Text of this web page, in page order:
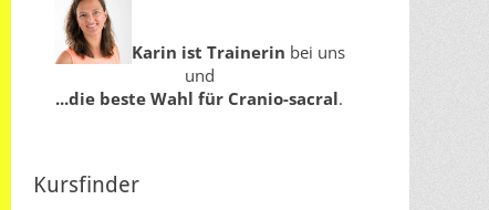
Karin ist Trainerin bei uns
und
...die beste Wahl für Cranio-sacral.
Kursfinder